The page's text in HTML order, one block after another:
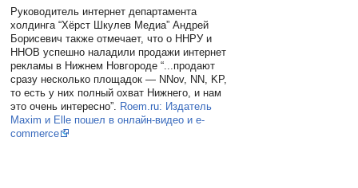
Руководитель интернет департамента
холдинга “Хёрст Шкулев Медиа” Андрей
Борисевич также отмечает, что о ННРУ и
ННОВ успешно наладили продажи интернет
рекламы в Нижнем Новгороде “...продают
сразу несколько площадок — NNov, NN, KP,
то есть у них полный охват Нижнего, и нам
это очень интересно”.
Roem.ru: Издатель
Maxim и Elle пошел в онлайн-видео и e-
commerce